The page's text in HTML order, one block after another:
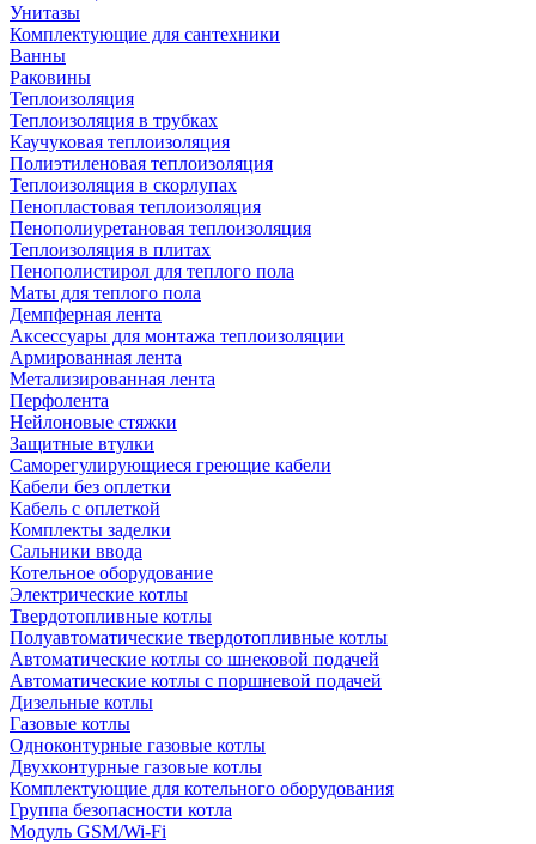
Унитазы
Комплектующие для сантехники
Ванны
Раковины
Теплоизоляция
Теплоизоляция в трубках
Каучуковая теплоизоляция
Полиэтиленовая теплоизоляция
Теплоизоляция в скорлупах
Пенопластовая теплоизоляция
Пенополиуретановая теплоизоляция
Теплоизоляция в плитах
Пенополистирол для теплого пола
Маты для теплого пола
Демпферная лента
Аксессуары для монтажа теплоизоляции
Армированная лента
Метализированная лента
Перфолента
Нейлоновые стяжки
Защитные втулки
Саморегулирующиеся греющие кабели
Кабели без оплетки
Кабель с оплеткой
Комплекты заделки
Сальники ввода
Котельное оборудование
Электрические котлы
Твердотопливные котлы
Полуавтоматические твердотопливные котлы
Автоматические котлы со шнековой подачей
Автоматические котлы с поршневой подачей
Дизельные котлы
Газовые котлы
Одноконтурные газовые котлы
Двухконтурные газовые котлы
Комплектующие для котельного оборудования
Группа безопасности котла
Модуль GSM/Wi-Fi